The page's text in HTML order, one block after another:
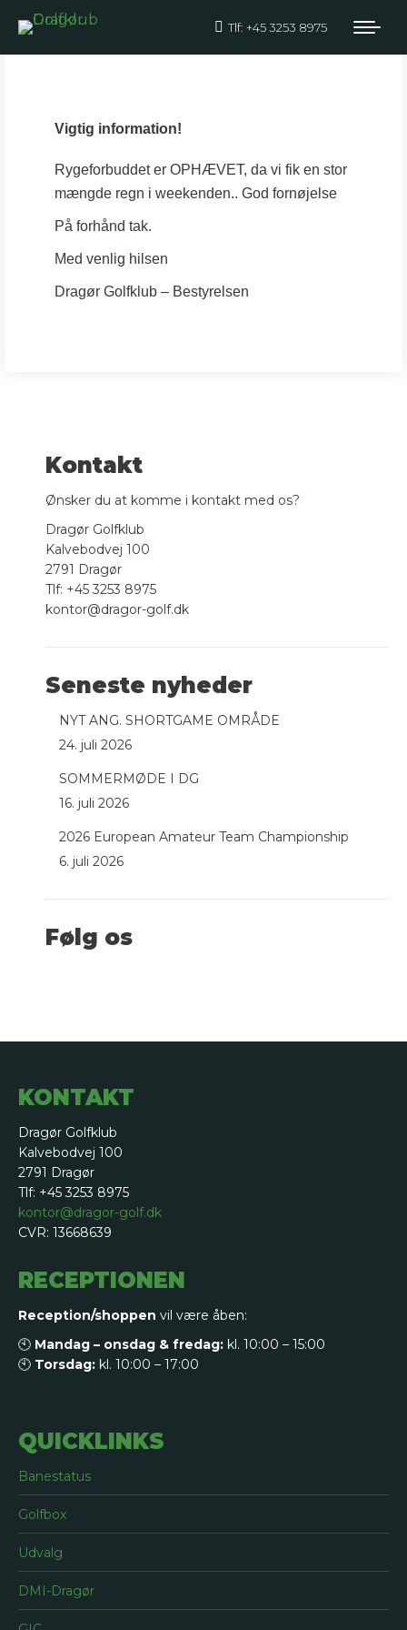
Tlf: +45 3253 8975
Vigtig information!
Rygeforbuddet er OPHÆVET, da vi fik en stor
mængde regn i weekenden.. God fornøjelse
På forhånd tak.
Med venlig hilsen
Dragør Golfklub – Bestyrelsen
Kontakt
Ønsker du at komme i kontakt med os?
Dragør Golfklub
Kalvebodvej 100
2791 Dragør
Tlf: +45 3253 8975
kontor@dragor-golf.dk
Seneste nyheder
NYT ANG. SHORTGAME OMRÅDE
24. juli 2026
SOMMERMØDE I DG
16. juli 2026
2026 European Amateur Team Championship
6. juli 2026
Følg os
KONTAKT
Dragør Golfklub
Kalvebodvej 100
2791 Dragør
Tlf: +45 3253 8975
kontor@dragor-golf.dk
CVR: 13668639
RECEPTIONEN
Reception/shoppen vil være åben:
🕙 Mandag – onsdag & fredag: kl. 10:00 – 15:00
🕙 Torsdag: kl. 10:00 – 17:00
QUICKLINKS
Banestatus
Golfbox
Udvalg
DMI-Dragør